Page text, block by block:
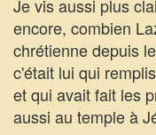
Je vis aussi plus
encore, combien
chrétienne depuis
c'était lui qui
et qui avait fait les
aussi au temple à